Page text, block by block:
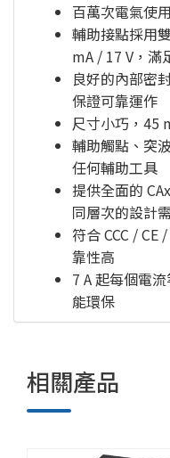
百萬次電氣使
輔助接點採用
mA / 17 V，滿
良好的內部密
保證可靠運作
尺寸小巧，45
輔助觸點、突
任何輔助工具
提供全面的
同層次的設計
符合 CCC / CE
靠性高
7 A 起每個電
能環保
相關產品